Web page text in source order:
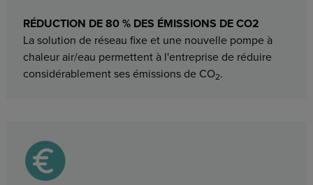
RÉDUCTION DE 80 % DES ÉMISSIONS DE CO2
La solution de réseau fixe et une nouvelle pompe à
chaleur air/eau permettent à l'entreprise de réduire
considérablement ses émissions de CO2.